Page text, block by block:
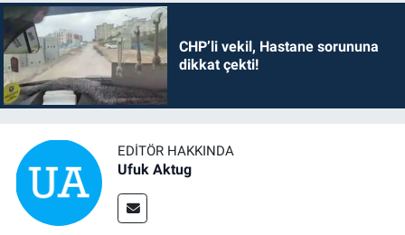
CHP’li vekil, Hastane sorununa
dikkat çekti!
EDITÖR HAKKINDA
Ufuk Aktug